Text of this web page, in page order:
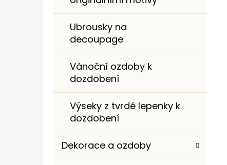
Ubrousky na
decoupage
Vánoční ozdoby k
dozdobení
Výseky z tvrdé lepenky k
dozdobení
Dekorace a ozdoby